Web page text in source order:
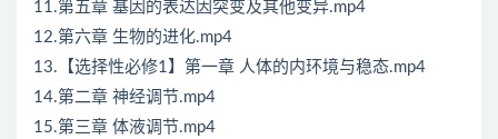
11.第五章 基因的表达因突变及其他变异.mp4
12.第六章 生物的进化.mp4
13.【选择性必修1】第一章 人体的内环境与稳态.mp4
14.第二章 神经调节.mp4
15.第三章 体液调节.mp4